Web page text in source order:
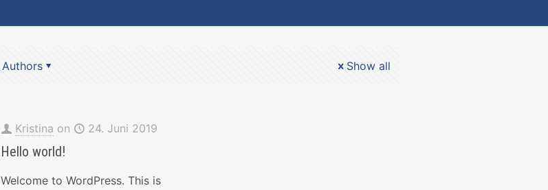
Authors Show all
Kristina on 24. Juni 2019
Hello world!
Welcome to WordPress. This is